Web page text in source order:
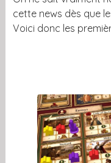
cette news dès que
Voici donc les